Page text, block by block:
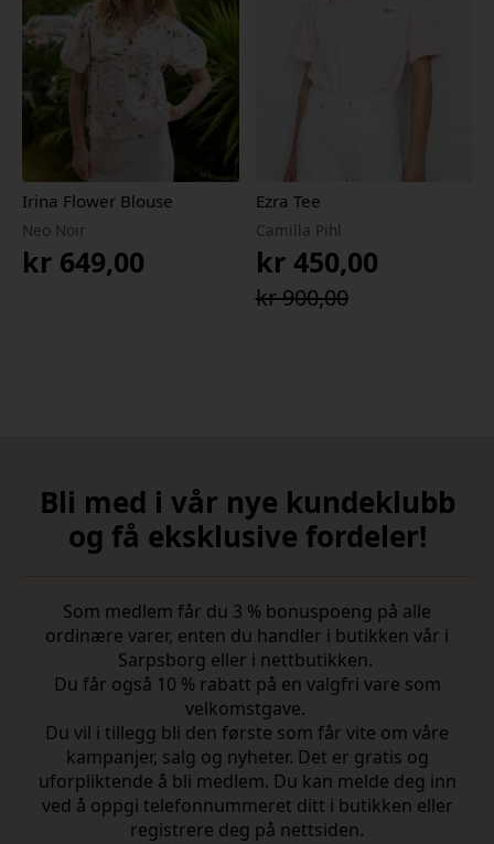
Irina Flower Blouse
Neo Noir
kr 649,00
Ezra Tee
Camilla Pihl
kr900,00
Opprinnelig
kr450,00
Nåværende
Bli med i vår nye kundeklubb
og få eksklusive fordeler!
Som medlem får du 3 % bonuspoeng på alle
ordinære varer, enten du handler i butikken vår i
Sarpsborg eller i nettbutikken.
Du får også 10 % rabatt på en valgfri vare som
velkomstgave.
Du vil i tillegg bli den første som får vite om våre
kampanjer, salg og nyheter. Det er gratis og
uforpliktende å bli medlem. Du kan melde deg inn
ved å oppgi telefonnummeret ditt i butikken eller
registrere deg på nettsiden.